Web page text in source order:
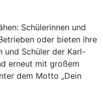
Schülerinnen und
oder bieten ihre
und Schüler der Karl-
erneut mit großem
dem Motto „Dein